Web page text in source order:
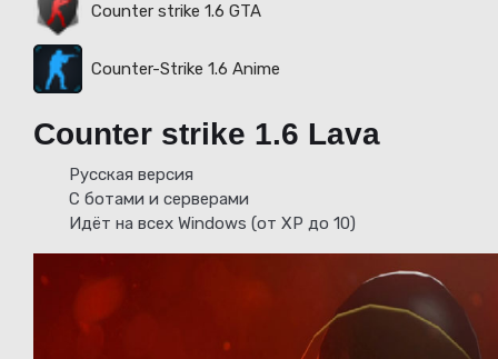
Counter strike 1.6 GTA
Counter-Strike 1.6 Anime
Counter strike 1.6 Lava
Русская версия
С ботами и серверами
Идёт на всех Windows (от XP до 10)